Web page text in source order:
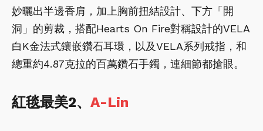
妙曬出半邊香肩，加上胸前扭結設計、下方「開
洞」的剪裁，搭配Hearts On Fire對稱設計的VELA
白K金法式鑲嵌鑽石耳環，以及VELA系列戒指，和
總重約4.87克拉的百萬鑽石手鐲，連細節都搶眼。
紅毯最美2、 A-Lin